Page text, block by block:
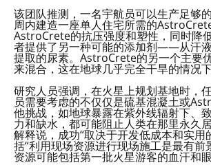
该团队推测，一名宇航员可以生产足够
周内建造一座单人住宅所需的
AstroCrete的抗压强度和塑性，同时降
者提供了另一种可能的添加剂——从汗
提取的尿素。AstroCrete的另一个主要
来混合，这在地球几乎完全干旱的情况
研究人员强调，在火星上规划基地时，
员需要考虑的不仅仅是硫基混凝土或
他挑战，如地球暴露在紫外线辐射下、
力和缺水，都可能阻止人类在那里永久
解释说，成功“取决于开发低成本和实用
括“利用现场资源进行现场施工是最有前
资源可能包括第一批火星游客的血汗和